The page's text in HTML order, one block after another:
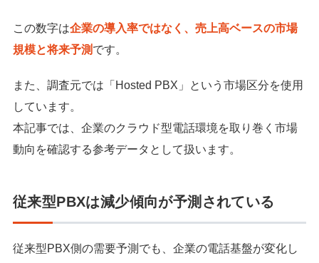
この数字は企業の導入率ではなく、売上高ベースの市場
規模と将来予測 です。
また、調査元では「Hosted PBX」という市場区分を使用
しています。
本記事では、企業のクラウド型電話環境を取り巻く市場
動向を確認する参考データとして扱います。
従来型PBXは減少傾向が予測されている
従来型PBX側の需要予測でも、企業の電話基盤が変化し